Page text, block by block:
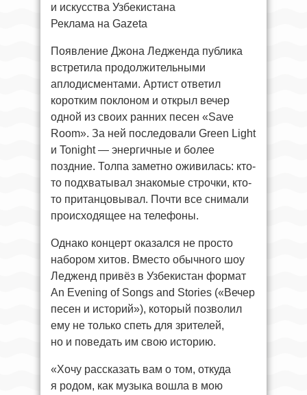
и искусства Узбекистана
Реклама на Gazeta
Появление Джона Ледженда публика
встретила продолжительными
аплодисментами. Артист ответил
коротким поклоном и открыл вечер
одной из своих ранних песен «Save
Room». За ней последовали Green Light
и Tonight — энергичные и более
поздние. Толпа заметно оживилась: кто-
то подхватывал знакомые строчки, кто-
то пританцовывал. Почти все снимали
происходящее на телефоны.
Однако концерт оказался не просто
набором хитов. Вместо обычного шоу
Ледженд привёз в Узбекистан формат
An Evening of Songs and Stories («Вечер
песен и историй»), который позволил
ему не только спеть для зрителей,
но и поведать им свою историю.
«Хочу рассказать вам о том, откуда
я родом, как музыка вошла в мою